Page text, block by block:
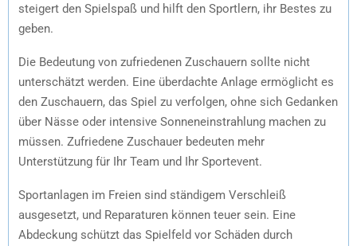
steigert den Spielspaß und hilft den Sportlern, ihr Bestes zu
geben.
Die Bedeutung von zufriedenen Zuschauern sollte nicht
unterschätzt werden. Eine überdachte Anlage ermöglicht es
den Zuschauern, das Spiel zu verfolgen, ohne sich Gedanken
über Nässe oder intensive Sonneneinstrahlung machen zu
müssen. Zufriedene Zuschauer bedeuten mehr
Unterstützung für Ihr Team und Ihr Sportevent.
Sportanlagen im Freien sind ständigem Verschleiß
ausgesetzt, und Reparaturen können teuer sein. Eine
Abdeckung schützt das Spielfeld vor Schäden durch